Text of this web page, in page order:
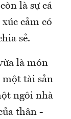
là sự cá
cảm có
sẻ.
là món
một tài sản
ngôi nhà
thân -